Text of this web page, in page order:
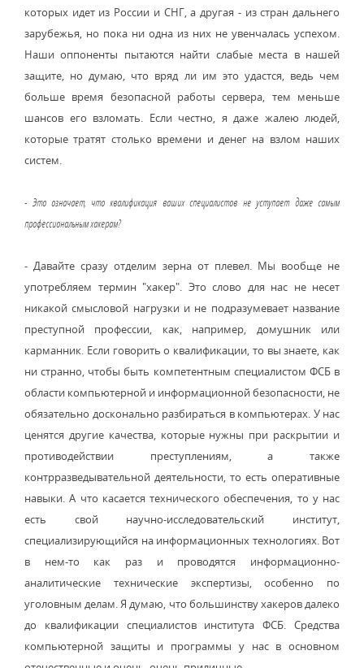
которых идет из России и СНГ, а другая - из стран дальнего
зарубежья, но пока ни одна из них не увенчалась успехом.
Наши оппоненты пытаются найти слабые места в нашей
защите, но думаю, что вряд ли им это удастся, ведь чем
больше время безопасной работы сервера, тем меньше
шансов его взломать. Если честно, я даже жалею людей,
которые тратят столько времени и денег на взлом наших
систем.
- Это означает, что квалификация ваших специалистов не уступает даже самым
профессиональным хакерам?
- Давайте сразу отделим зерна от плевел. Мы вообще не
употребляем термин "хакер". Это слово для нас не несет
никакой смысловой нагрузки и не подразумевает название
преступной профессии, как, например, домушник или
карманник. Если говорить о квалификации, то вы знаете, как
ни странно, чтобы быть компетентным специалистом ФСБ в
области компьютерной и информационной безопасности, не
обязательно досконально разбираться в компьютерах. У нас
ценятся другие качества, которые нужны при раскрытии и
противодействии преступлениям, а также
контрразведывательной деятельности, то есть оперативные
навыки. А что касается технического обеспечения, то у нас
есть свой научно-исследовательский институт,
специализирующийся на информационных технологиях. Вот
в нем-то как раз и проводятся информационно-
аналитические технические экспертизы, особенно по
уголовным делам. Я думаю, что большинству хакеров далеко
до квалификации специалистов института ФСБ. Средства
компьютерной защиты и программы у нас в основном